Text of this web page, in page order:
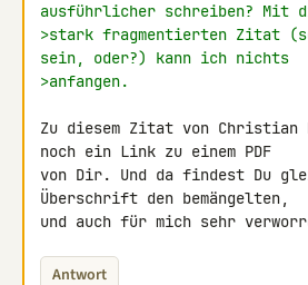
ausführlicher schreiben? Mit
>stark fragmentierten Zitat
sein, oder?) kann ich nichts
>anfangen.
Zu diesem Zitat von Christian
noch ein Link zu einem PDF
von Dir. Und da findest Du
Überschrift den bemängelten,
und auch für mich sehr
Antwort